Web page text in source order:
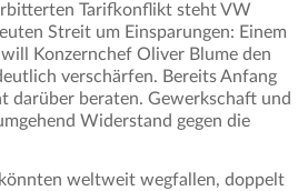
Tarifkonflikt steht VW
Streit um Einsparungen: Einem
Konzernchef Oliver Blume den
verschärfen. Bereits Anfang
darüber beraten. Gewerkschaft und
Widerstand gegen die
weltweit wegfallen, doppelt